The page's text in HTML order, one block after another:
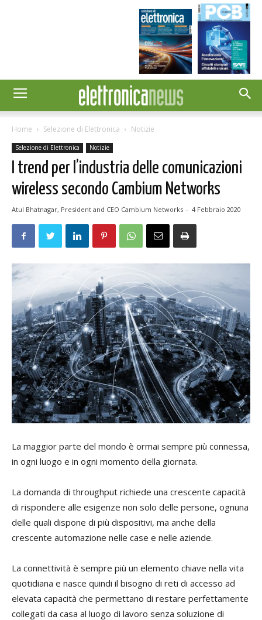
Home Selezione di Elettronica Notizie
Selezione di Elettronica Notizie
I trend per l’industria delle comunicazioni
wireless secondo Cambium Networks
Atul Bhatnagar, President and CEO Cambium Networks - 4 Febbraio 2020
La maggior parte del mondo è ormai sempre più connessa,
in ogni luogo e in ogni momento della giornata.
La domanda di throughput richiede una crescente capacità
di rispondere alle esigenze non solo delle persone, ognuna
delle quali dispone di più dispositivi, ma anche della
crescente automazione nelle case e nelle aziende.
La connettività è sempre più un elemento chiave nella vita
quotidiana e nasce quindi il bisogno di reti di accesso ad
elevata capacità che permettano di restare perfettamente
collegati da casa al luogo di lavoro senza soluzione di